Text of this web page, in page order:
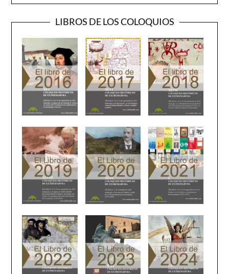
LIBROS DE LOS COLOQUIOS